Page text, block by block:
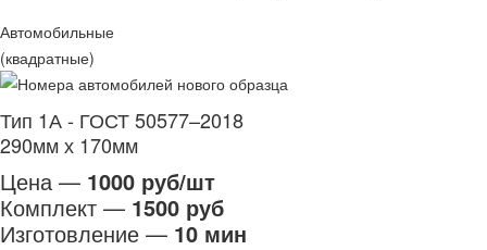
Автомобильные
(квадратные)
Тип 1А - ГОСТ 50577–2018
290мм х 170мм
Цена — 1000 руб/шт
Комплект — 1500 руб
Изготовление — 10 мин